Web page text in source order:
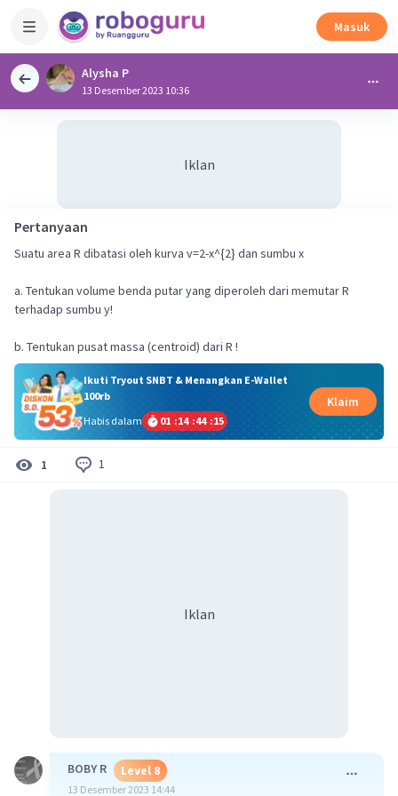
Masuk
Alysha P
13 Desember 2023 10:36
Iklan
Pertanyaan
Suatu area R dibatasi oleh kurva v=2-x^{2} dan sumbu x
a. Tentukan volume benda putar yang diperoleh dari memutar R
terhadap sumbu y!
b. Tentukan pusat massa (centroid) dari R !
Ikuti Tryout SNBT & Menangkan E-Wallet
100rb
Habis dalam
01 :14 :44 :15
Klaim
1 1
Iklan
BOBY R Level 8
13 Desember 2023 14:44